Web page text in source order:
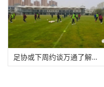
足协或下周约谈万通了解投资问题 天海队员仍在